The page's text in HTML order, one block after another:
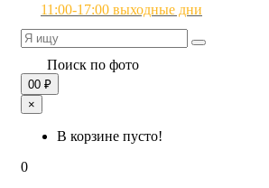
11:00-17:00 выходные дни
Поиск по фото
00 ₽
×
В корзине пусто!
0